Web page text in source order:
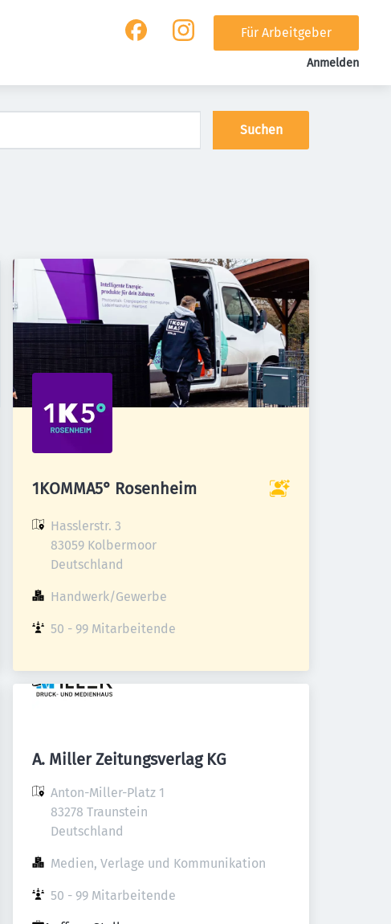
Für Arbeitgeber
Anmelden
Suchen
1KOMMA5° Rosenheim
Hasslerstr. 3
83059 Kolbermoor
Deutschland
Handwerk/Gewerbe
50 - 99 Mitarbeitende
A. Miller Zeitungsverlag KG
Anton-Miller-Platz 1
83278 Traunstein
Deutschland
Medien, Verlage und Kommunikation
50 - 99 Mitarbeitende